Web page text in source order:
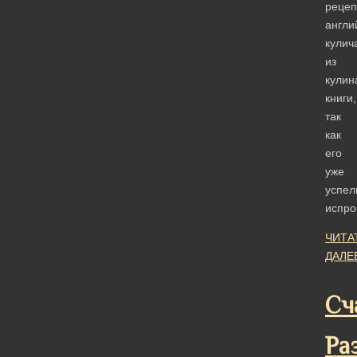
из
книги,
так
как
его
уже